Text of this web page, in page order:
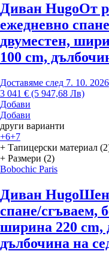
Диван HugoОт
ежедневно
двуместен,
100 cm,
Доставяме след 7. 10. 2026
3 041 € (5 947,68 Лв)
Добави
Добави
други варианти
+6+7
+ Тапицерски материал
+ Размери (2)
Bobochic Paris
Диван Hugo
спане/сгъваем,
ширина 220 cm,
дълбочина на